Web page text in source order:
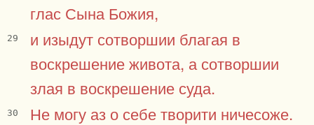
глас Сына Божия,
29
и изыдут сотворшии благая в
воскрешение живота, а сотворшии
злая в воскрешение суда.
30
Не могу аз о себе творити ничесоже.